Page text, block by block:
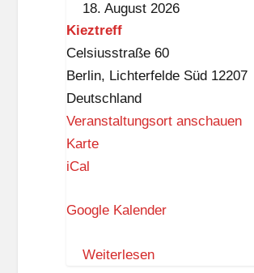
k
n
a
p
p
18. August 2026
Kieztreff
Celsiusstraße 60
Berlin, Lichterfelde Süd 12207
Deutschland
Veranstaltungsort anschauen
KarteK
z
r
iCal
Google Kalender
Weiterlesen